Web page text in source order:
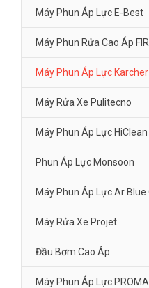
Máy Phun Áp Lực E-Best
Máy Phun Rửa Cao Áp
Máy Phun Áp Lực Karcher
Máy Rửa Xe Pulitecno
Máy Phun Áp Lực HiClean
Phun Áp Lực Monsoon
Máy Phun Áp Lực Ar Blue
Máy Rửa Xe Projet
Đầu Bơm Cao Áp
Máy Phun Áp Lực